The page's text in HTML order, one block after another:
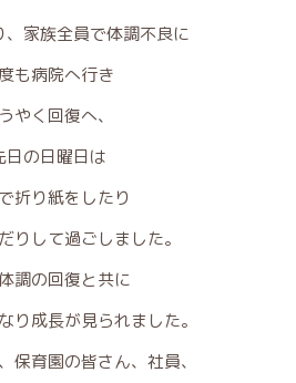
、家族全員で体調不良に
も病院へ行き
やく回復へ、
日の日曜日は
折り紙をしたり
りして過ごしました。
調の回復と共に
り成長が見られました。
保育園の皆さん、社員、